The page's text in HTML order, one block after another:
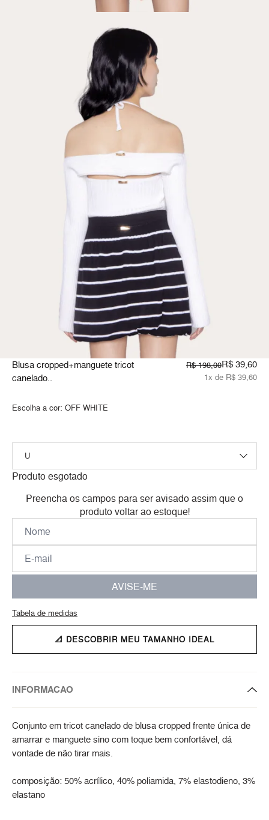
Blusa cropped+manguete tricot
canelado..
R$ 198,00R$ 39,60
1x de R$ 39,60
Escolha a cor: OFF WHITE
Produto esgotado
Preencha os campos para ser avisado assim que o
produto voltar ao estoque!
AVISE-ME
Tabela de medidas
📐 DESCOBRIR MEU TAMANHO IDEAL
INFORMACAO
Conjunto em tricot canelado de blusa cropped frente única de
amarrar e manguete sino com toque bem confortável, dá
vontade de não tirar mais.
composição: 50% acrílico, 40% poliamida, 7% elastodieno, 3%
elastano